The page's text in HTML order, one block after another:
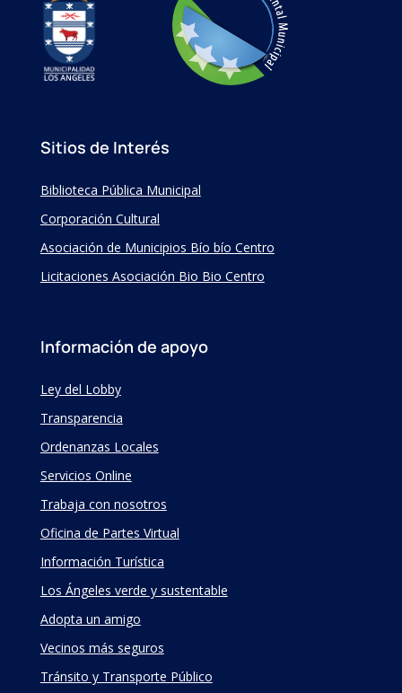
Sitios de Interés
Biblioteca Pública Municipal
Corporación Cultural
Asociación de Municipios Bío bío Centro
Licitaciones Asociación Bio Bio Centro
Información de apoyo
Ley del Lobby
Transparencia
Ordenanzas Locales
Servicios Online
Trabaja con nosotros
Oficina de Partes Virtual
Información Turística
Los Ángeles verde y sustentable
Adopta un amigo
Vecinos más seguros
Tránsito y Transporte Público